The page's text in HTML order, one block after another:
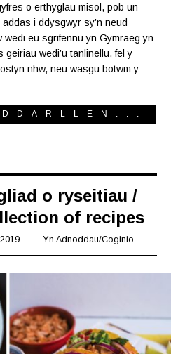
o erthyglau misol, pob un
i ddysgwyr sy’n neud
wedi eu sgrifennu yn Gymraeg yn
geiriau wedi’u tanlinellu, fel y
nhw, neu wasgu botwm y
o ryseitiau /
of recipes
25/06/2019
Yn Adnoddau/Coginio